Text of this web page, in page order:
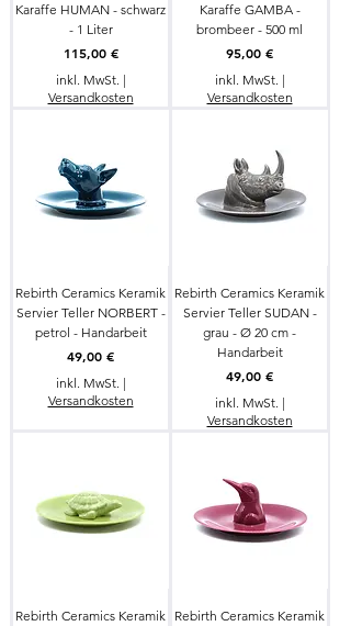
Karaffe HUMAN - schwarz
- 1 Liter
Preis
115,00 €
inkl. MwSt. |
Versandkosten
Karaffe GAMBA -
brombeer - 500 ml
Preis
95,00 €
inkl. MwSt. |
Versandkosten
Rebirth Ceramics Keramik
Servier Teller NORBERT -
petrol - Handarbeit
Preis
49,00 €
inkl. MwSt. |
Versandkosten
Rebirth Ceramics Keramik
Servier Teller SUDAN -
grau - Ø 20 cm -
Handarbeit
Preis
49,00 €
inkl. MwSt. |
Versandkosten
Rebirth Ceramics Keramik Rebirth Ceramics Keramik